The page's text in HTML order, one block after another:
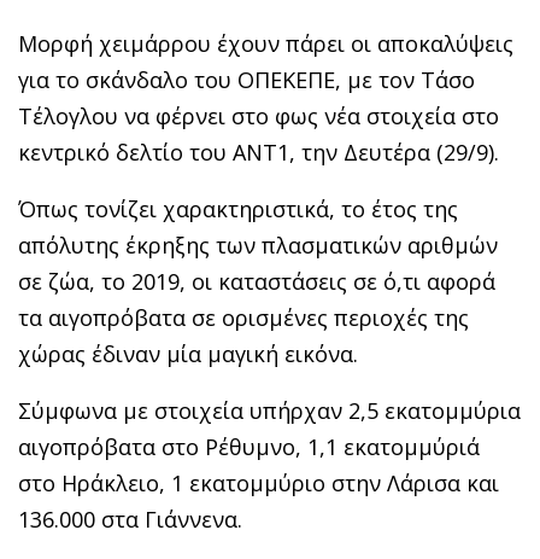
Μορφή χειμάρρου έχουν πάρει οι αποκαλύψεις
για το σκάνδαλο του ΟΠΕΚΕΠΕ, με τον Τάσο
Τέλογλου να φέρνει στο φως νέα στοιχεία στο
κεντρικό δελτίο του ΑΝΤ1, την Δευτέρα (29/9).
Όπως τονίζει χαρακτηριστικά, το έτος της
απόλυτης έκρηξης των πλασματικών αριθμών
σε ζώα, το 2019, οι καταστάσεις σε ό,τι αφορά
τα αιγοπρόβατα σε ορισμένες περιοχές της
χώρας έδιναν μία μαγική εικόνα.
Σύμφωνα με στοιχεία υπήρχαν 2,5 εκατομμύρια
αιγοπρόβατα στο Ρέθυμνο, 1,1 εκατομμύριά
στο Ηράκλειο, 1 εκατομμύριο στην Λάρισα και
136.000 στα Γιάννενα.